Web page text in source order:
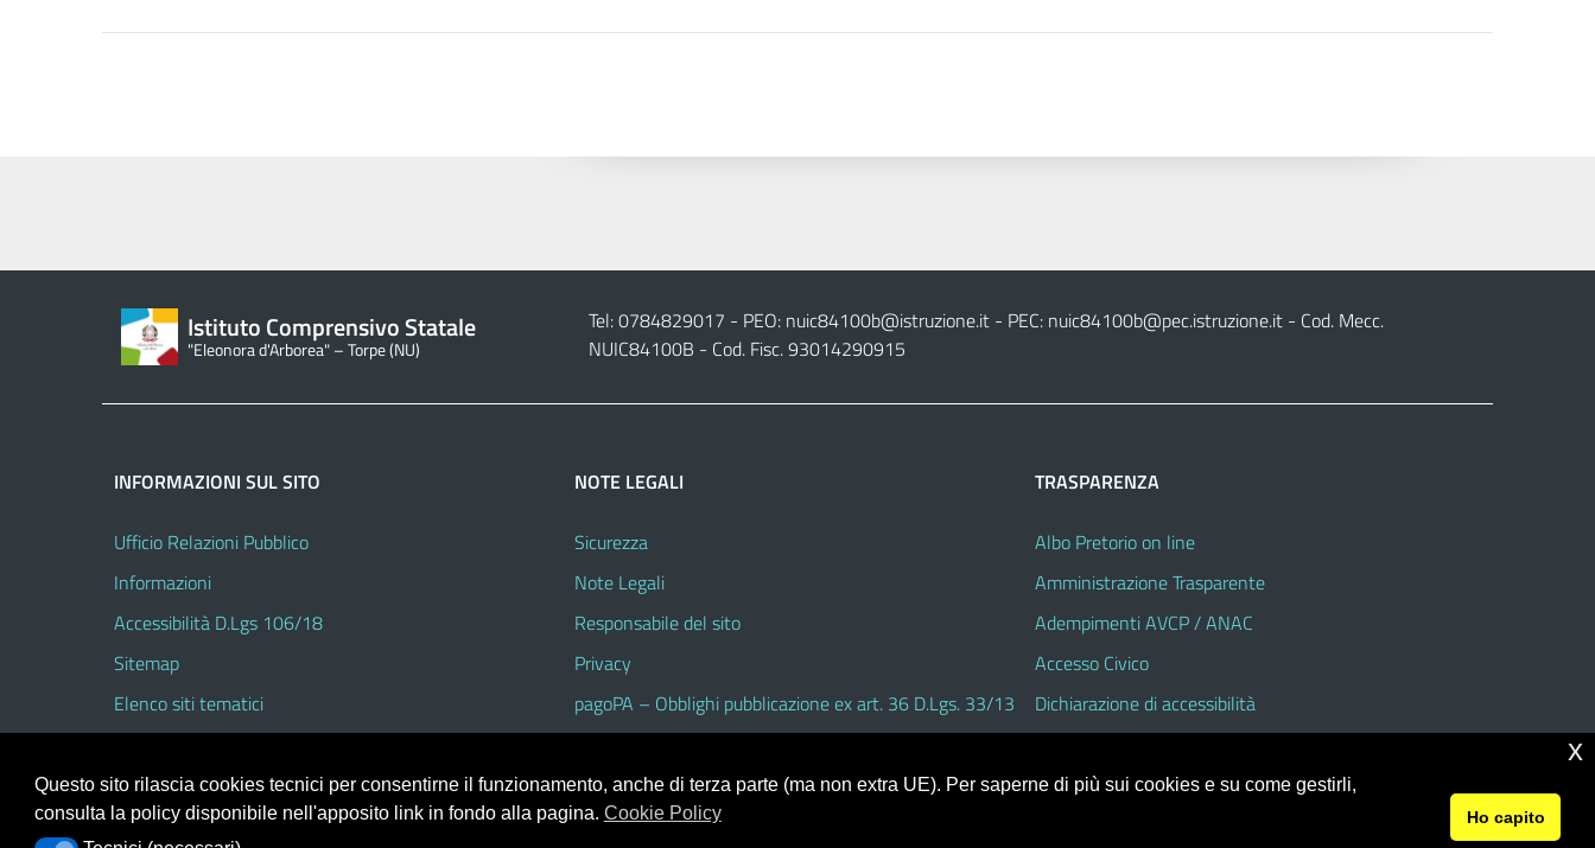
Istituto Comprensivo Statale
"Eleonora d'Arborea" – Torpe (NU)
Tel: 0784829017 - PEO: nuic84100b@istruzione.it- PEC: nuic84100b@pec.istruzione.it- Cod. Mecc.
NUIC84100B - Cod. Fisc. 93014290915
INFORMAZIONI SUL SITO
Ufficio Relazioni Pubblico
Informazioni
Accessibilità D.Lgs 106/18
Sitemap
Elenco siti tematici
NOTE LEGALI
Sicurezza
Note Legali
Responsabile del sito
Privacy
pagoPA – Obblighi pubblicazione ex art. 36 D.Lgs. 33/13
TRASPARENZA
Albo Pretorio on line
Amministrazione Trasparente
Adempimenti AVCP / ANAC
Accesso Civico
Dichiarazione di accessibilità
Portale realizzato con la piattaforma © 2026 Istituto Comprensivo Statale
Questo sito rilascia cookies tecnici per consentirne il funzionamento, anche di terza parte (ma non extra UE). Per saperne di più sui cookies e su come gestirli,
consulta la policy disponibile nell'apposito link in fondo alla pagina. Cookie Policy
Ho capito
x